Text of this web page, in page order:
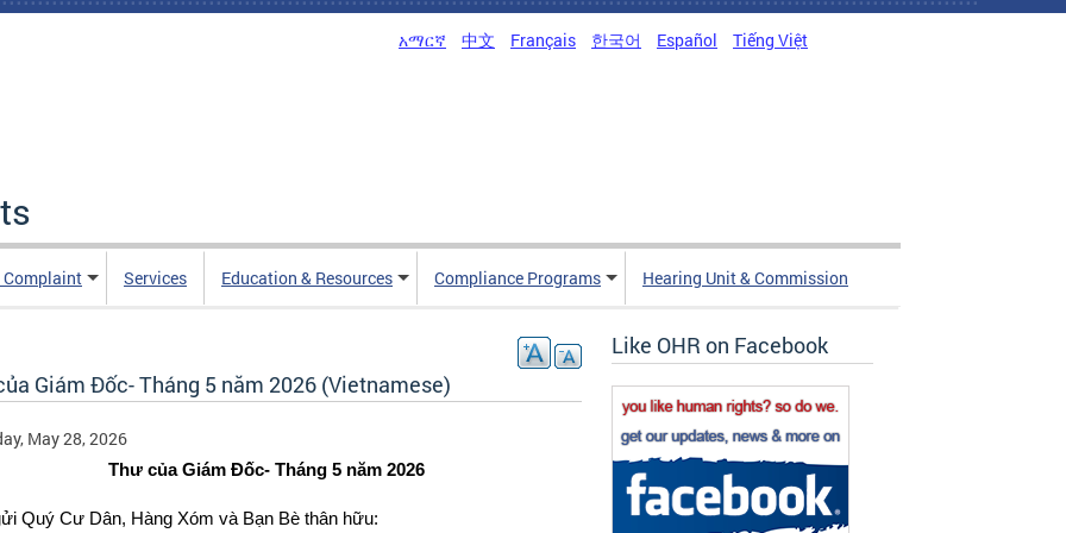
አማርኛ 中文 Français 한국어 Español Tiếng Việt
Services Education & Resources Compliance Programs Hearing Unit & Commission
Giám Đốc- Tháng 5 năm 2026 (Vietnamese)
May 28, 2026
Thư của Giám Đốc- Tháng 5 năm 2026
Quý Cư Dân, Hàng Xóm và Bạn Bè thân hữu:
Like OHR on Facebook